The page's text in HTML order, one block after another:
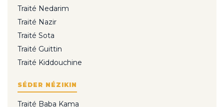
Traité Nedarim
Traité Nazir
Traité Sota
Traité Guittin
Traité Kiddouchine
SÉDER NÉZIKIN
Traité Baba Kama